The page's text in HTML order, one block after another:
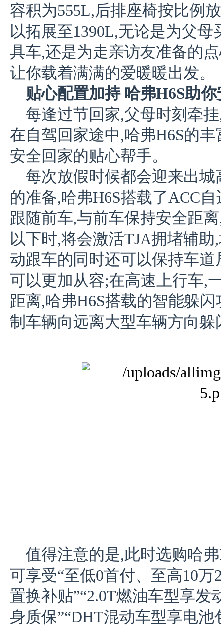
容积为555L,后排座椅按比例
以拓展至1390L,无论是为父
具车,还是为走亲访友准备的
让你载着满满的爱暖暖出发。
贴心配置加持 哈弗H6S助
每逢过节回家,父母时刻牵
在自驾回家途中,哈弗H6S的
安全回家的贴心帮手。
每次放假时候都会迎来出
的准备,哈弗H6S搭载了ACC
跟随前车,与前车保持安全距
以下时,将会激活TJA拥堵辅
动跟车的同时还可以保持车
可以更加从容;在高速上行车,
距离,哈弗H6S搭载的智能躲
制车辆向远离大型车辆方向
值得注意的是,此时选购哈
可享受“至低0首付、至高10万
置换补贴”“2.0T燃油车型享
身质保”“DHT混动车型享电